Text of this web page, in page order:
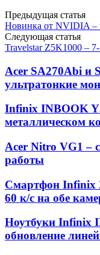
Предыдущая статья
Новинка от NVIDIA –
Следующая статья
Travelstar Z5K1000 –
Acer SA270Abi и
ультратонкие
Infinix INBOOK
металлическом
Acer Nitro VG1 –
работы
Смартфон Infinix
60 к/с на обе
Ноутбуки Infinix
обновление